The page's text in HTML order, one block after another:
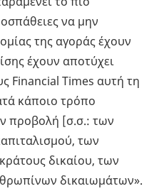
να μην
της αγοράς έχουν
έχουν αποτύχει
Financial Times αυτή τη
κάποιο τρόπο
προβολή [σ.σ.: των
των
δικαίου, των
δικαιωμάτων».